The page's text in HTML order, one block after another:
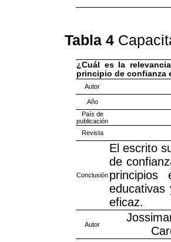
Tabla 4
¿Cuál es la
principio de confianza
Autor
Año
País de
publicación
Revista
Conclusión
El escrito
de
principios
educativas
eficaz.
Autor